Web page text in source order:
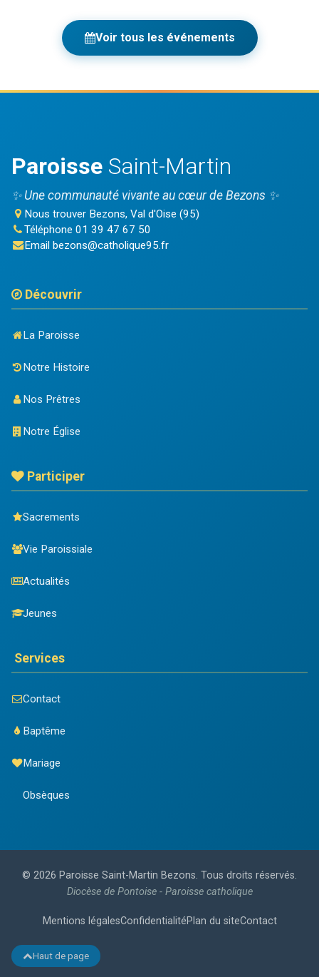
Voir tous les événements
Paroisse Saint-Martin
✨ Une communauté vivante au cœur de Bezons ✨
Nous trouver Bezons, Val d'Oise (95)
Téléphone 01 39 47 67 50
Email bezons@catholique95.fr
Découvrir
La Paroisse
Notre Histoire
Nos Prêtres
Notre Église
Participer
Sacrements
Vie Paroissiale
Actualités
Jeunes
Services
Contact
Baptême
Mariage
Obsèques
© 2026 Paroisse Saint-Martin Bezons. Tous droits réservés.
Diocèse de Pontoise - Paroisse catholique
Mentions légalesConfidentialitéPlan du siteContact
Haut de page